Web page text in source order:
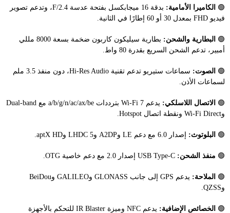
🟢 الكاميرا الأمامية:
بدقة 16 ميجابكسل بفتحة عدسة F/2.4، وتدعم تصوير
فيديو FHD بمعدل 30 أو 60 إطارًا في الثانية.
🟢 البطارية والشحن:
بطارية سيليكون كاربون ضخمة بسعة 8000 مللي
أمبير، تدعم الشحن السريع بقدرة 80 واط.
🟢 الصوت:
سماعات ستيريو تدعم تقنية Hi-Res Audio، دون منفذ 3.5 ملم
لسماعات الأذن.
🟢 الاتصال اللاسلكي:
يدعم Wi-Fi 7 بترددات a/b/g/n/ac/ax/be مع Dual-band
وWi-Fi Direct ونقطة اتصال Hotspot.
🟢 البلوتوث: إصدار 6.0 مع دعم LE وA2DP وLHDC 5 وaptX HD.
🟢 منفذ الشحن:
🟢 الملاحة:
يدعم GPS إلى جانب GLONASS وGALILEO وBeiDou
وQZSS.
🟢 الخصائص الإضافية:
يدعم NFC وميزة IR Blaster للتحكم بالأجهزة